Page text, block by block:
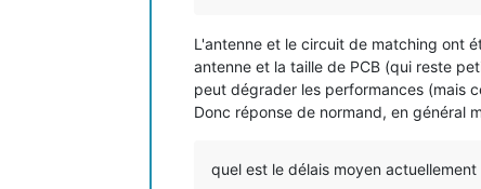
L'antenne et le circuit de matching ont
antenne et la taille de PCB (qui reste
peut dégrader les performances (mais
Donc réponse de normand, en général
quel est le délais moyen